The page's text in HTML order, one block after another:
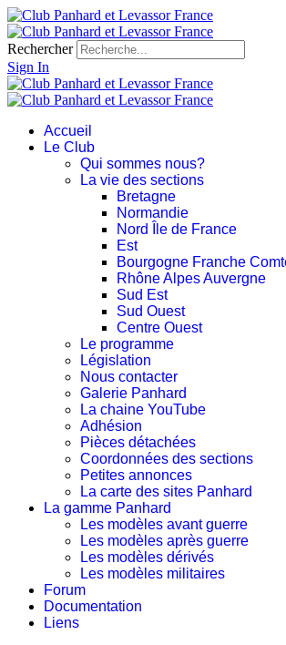
Rechercher
Sign In
Accueil
Le Club
Qui sommes nous?
La vie des sections
Bretagne
Normandie
Nord Île de France
Est
Bourgogne Franche
Rhône Alpes Auvergne
Sud Est
Sud Ouest
Centre Ouest
Le programme
Législation
Nous contacter
Galerie Panhard
La chaine YouTube
Adhésion
Pièces détachées
Coordonnées des sections
Petites annonces
La carte des sites Panhard
La gamme Panhard
Les modèles avant guerre
Les modèles après guerre
Les modèles dérivés
Les modèles militaires
Forum
Documentation
Liens